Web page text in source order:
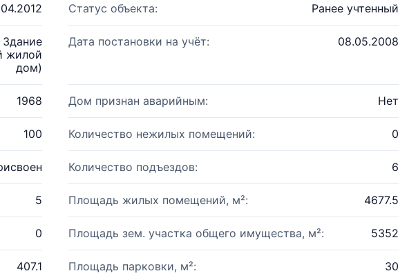
Статус объекта: Ранее учтенный
Здание
жилой
дом)
Дата постановки на учёт: 08.05.2008
1968 Дом признан аварийным: Нет
100 Количество нежилых помещений: 0
Количество подъездов: 6
5 Площадь жилых помещений, м²: 4677.5
0 Площадь зем. участка общего имущества, м²: 5352
407.1 Площадь парковки, м²: 30